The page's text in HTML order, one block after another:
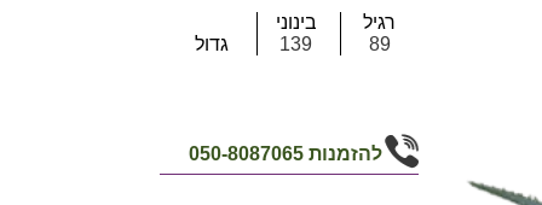
רגיל
89
בינוני
139
גדול
להזמנות050-8087065